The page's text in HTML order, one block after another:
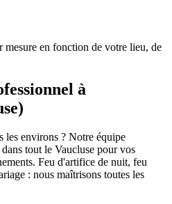
mesure en fonction de votre lieu, de
à
)
les environs ? Notre équipe
tout le Vaucluse pour vos
Feu d'artifice de nuit, feu
: nous maîtrisons toutes les